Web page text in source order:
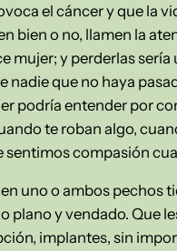
el cáncer y que la
bien o no, llamen la
mujer; y perderlas
nadie que no haya
podría entender por
te roban algo,
sentimos compasión
uno o ambos
plano y vendado. Que
implantes, sin